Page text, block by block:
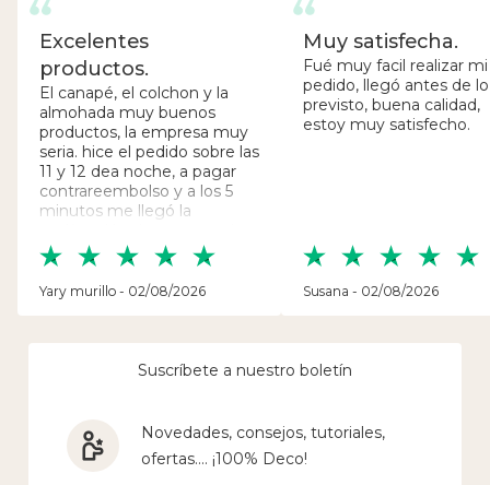
Excelentes
productos.
El canapé, el colchon y la
almohada muy buenos
productos, la empresa muy
seria. hice el pedido sobre las
11 y 12 dea noche, a pagar
contrareembolso y a los 5
minutos me llegó la
siguiente día.. de no creer y
así fue, a las 4 de la tarde ya
tenía el pedido en mi casa..
Yary murillo - 02/08/2026
Muy satisfecha.
Fué muy facil realizar mi
pedido, llegó antes de lo
previsto, buena calidad,
estoy muy satisfecho.
Susana - 02/08/2026
Suscríbete a nuestro boletín
Novedades, consejos, tutoriales,
ofertas.... ¡100% Deco!